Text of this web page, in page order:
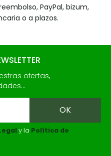
PayPal, bizum,
o a plazos.
ofertas,
y la Política de